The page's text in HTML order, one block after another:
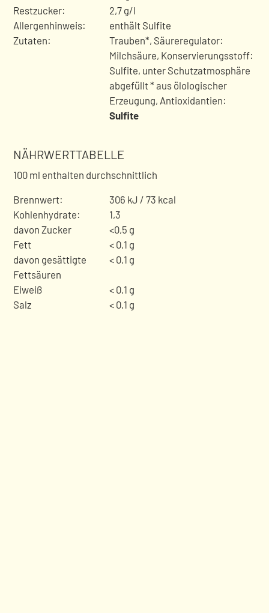
Restzucker:
2,7 g/l
Allergenhinweis:
enthält Sulfite
Zutaten:
Trauben*, Säureregulator:
Milchsäure, Konservierungsstoff:
Sulfite, unter Schutzatmosphäre
abgefüllt * aus ölologischer
Erzeugung, Antioxidantien:
Sulfite
NÄHRWERTTABELLE
100 ml enthalten durchschnittlich
Brennwert:
306 kJ / 73 kcal
Kohlenhydrate:
1,3
davon Zucker
<0,5 g
Fett
< 0,1 g
davon gesättigte
Fettsäuren
< 0,1 g
Eiweiß
< 0,1 g
Salz
< 0,1 g